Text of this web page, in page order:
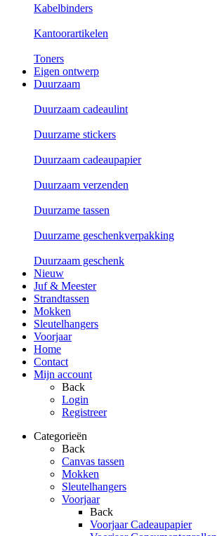
Kabelbinders
Kantoorartikelen
Toners
Eigen ontwerp
Duurzaam
Duurzaam cadeaulint
Duurzame stickers
Duurzaam cadeaupapier
Duurzaam verzenden
Duurzame tassen
Duurzame geschenkverpakking
Duurzaam geschenk
Nieuw
Juf & Meester
Strandtassen
Mokken
Sleutelhangers
Voorjaar
Home
Contact
Mijn account
Back
Login
Registreer
Categorieën
Back
Canvas tassen
Mokken
Sleutelhangers
Voorjaar
Back
Voorjaar Cadeaupapier